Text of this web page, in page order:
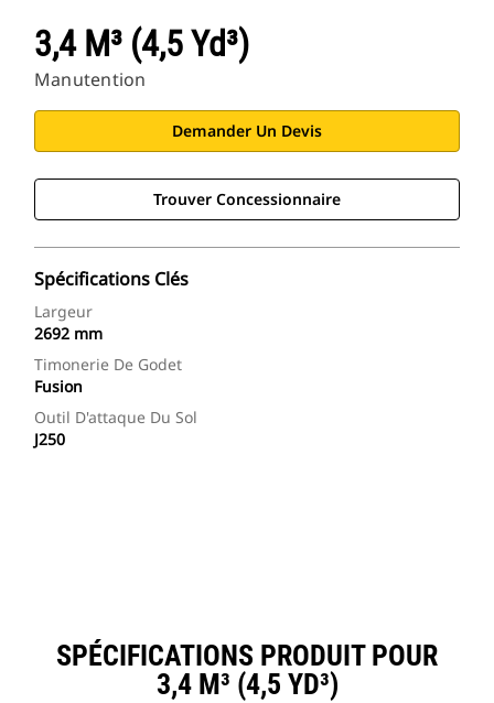
3,4 M³ (4,5 Yd³)
Manutention
Demander Un Devis
Trouver Concessionnaire
Spécifications Clés
Largeur
2692 mm
Timonerie De Godet
Fusion
Outil D'attaque Du Sol
J250
SPÉCIFICATIONS PRODUIT POUR
3,4 M³ (4,5 YD³)